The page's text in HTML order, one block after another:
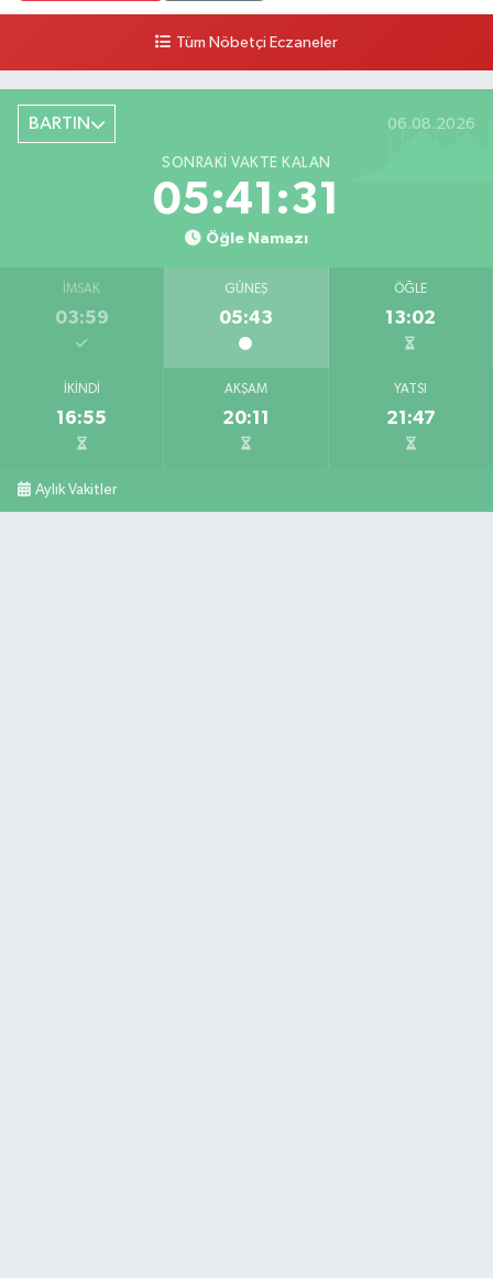
Tüm Nöbetçi Eczaneler
BARTIN 06.08.2026
SONRAKI VAKTE KALAN
05:41:30
Öğle Namazı
İMSAK
03:59
GÜNEŞ
05:43
ÖĞLE
13:02
İKINDI
16:55
AKŞAM
20:11
YATSI
21:47
Aylık Vakitler